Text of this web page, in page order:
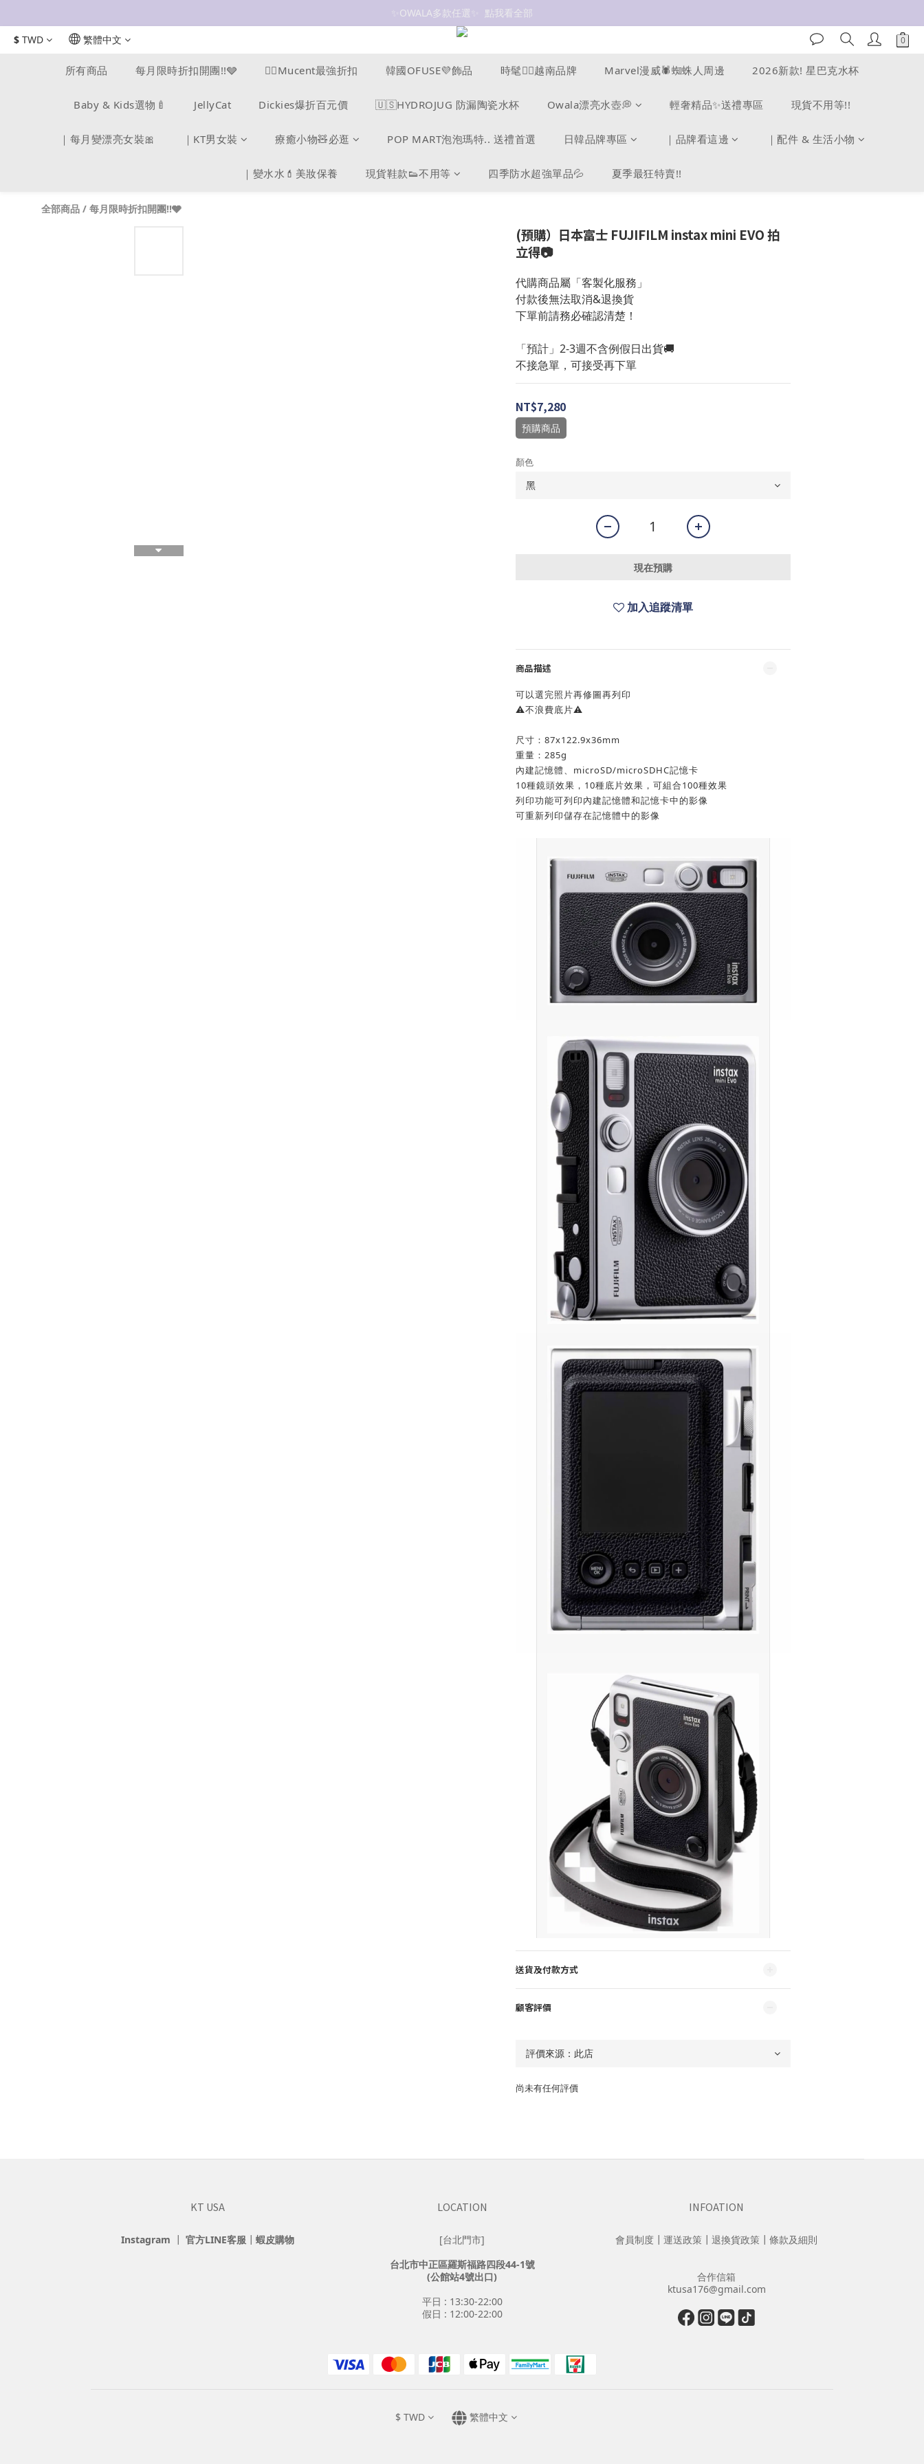
抗UV 50+防曬外套 $299🧊🧊
✨OWALA多款任選✨  點我看全部
抗UV 50+防曬外套 $299🧊🧊
$ TWD 繁體中文
所有商品 每月限時折扣開團!!🩶 ❤️‍🔥Mucent最強折扣 韓國OFUSE💜飾品 時髦❤️‍🔥越南品牌 Marvel漫威🕷️蜘蛛人周邊 2026新款! 星巴克水杯
Baby & Kids選物🍼 JellyCat Dickies爆折百元價 🇺🇸HYDROJUG 防漏陶瓷水杯 Owala漂亮水壺💭 輕奢精品✨送禮專區 現貨不用等!!
｜每月變漂亮女裝🎀 ｜KT男女裝 療癒小物🧸必逛 POP MART泡泡瑪特.. 送禮首選 日韓品牌專區 ｜品牌看這邊 ｜配件 & 生活小物
｜變水水💄美妝保養 現貨鞋款👟不用等 四季防水超強單品💦 夏季最狂特賣!!
全部商品 / 每月限時折扣開團!!🩶
(預購）日本富士 FUJIFILM instax mini EVO 拍
立得📷
代購商品屬「客製化服務」
付款後無法取消&退換貨
下單前請務必確認清楚！
「預計」2-3週不含例假日出貨🚚
不接急單，可接受再下單
NT$7,280
預購商品
顏色
現在預購
加入追蹤清單
商品描述
可以選完照片再修圖再列印
⚠️不浪費底片⚠️
尺寸：87x122.9x36mm
重量：285g
內建記憶體、microSD/microSDHC記憶卡
10種鏡頭效果，10種底片效果，可組合100種效果
列印功能可列印內建記憶體和記憶卡中的影像
可重新列印儲存在記憶體中的影像
送貨及付款方式
顧客評價
尚未有任何評價
KT USA
Instagram ┃ 官方LINE客服 ┃ 蝦皮購物
LOCATION
[台北門市]
台北市中正區羅斯福路四段44-1號
(公館站4號出口)
平日 : 13:30-22:00
假日 : 12:00-22:00
INFOATION
會員制度 ┃ 運送政策 ┃ 退換貨政策 ┃ 條款及細則
合作信箱
ktusa176@gmail.com
$ TWD 繁體中文